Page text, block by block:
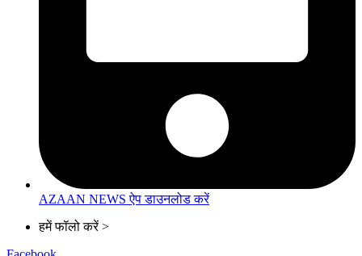
AZAAN NEWS ऐप डाउनलोड करें
हमें फॉलो करें >